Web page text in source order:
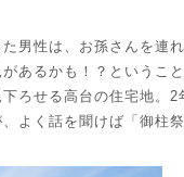
男性は、お孫さんを連
あるかも！？というこ
ろせる高台の住宅地。
よく話を聞けば「御柱